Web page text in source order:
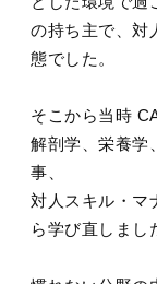
の持ち主で、対
態でした。
そこから当時
解剖学、栄養学
事、
対人スキル・マ
ら学び直しまし